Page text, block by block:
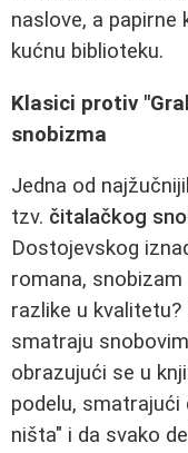
naslove, a papirne
kućnu biblioteku.
Klasici protiv
snobizma
Jedna od
tzv. čitalačkog
Dostojevskog
romana,
razlike u
smatraju
obrazujući se u
podelu,
ništa" i da svako